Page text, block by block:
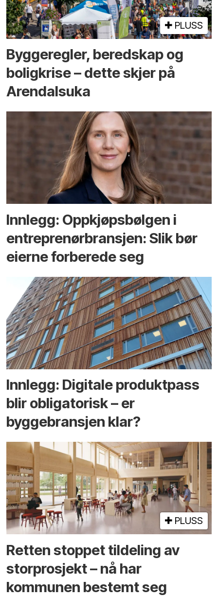
PLUSS
Bygge­regler, beredskap og
bolig­krise – dette skjer på
Arendals­uka
Innlegg: Oppkjøps­bølgen i
entreprenør­bransjen: Slik bør
eierne forberede seg
Innlegg: Digitale produktpass
blir obligatorisk – er
byggebransjen klar?
PLUSS
Retten stoppet tildeling av
storprosjekt – nå har
kommunen bestemt seg